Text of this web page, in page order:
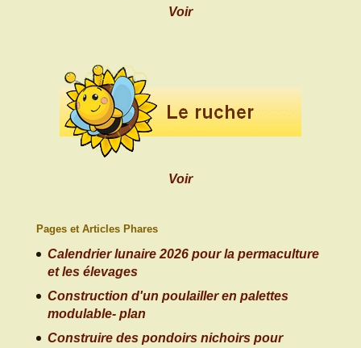
Voir
Voir
Pages et Articles Phares
Calendrier lunaire 2026 pour la permaculture
et les élevages
Construction d'un poulailler en palettes
modulable- plan
Construire des pondoirs nichoirs pour